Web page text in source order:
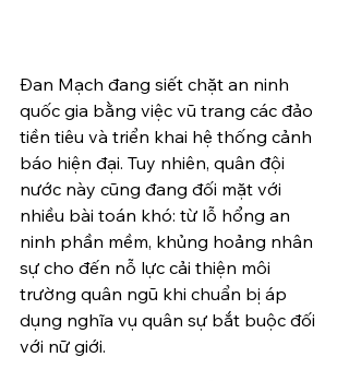
Đan Mạch đang siết chặt an ninh
quốc gia bằng việc vũ trang các đảo
tiền tiêu và triển khai hệ thống cảnh
báo hiện đại. Tuy nhiên, quân đội
nước này cũng đang đối mặt với
nhiều bài toán khó: từ lỗ hổng an
ninh phần mềm, khủng hoảng nhân
sự cho đến nỗ lực cải thiện môi
trường quân ngũ khi chuẩn bị áp
dụng nghĩa vụ quân sự bắt buộc đối
với nữ giới.